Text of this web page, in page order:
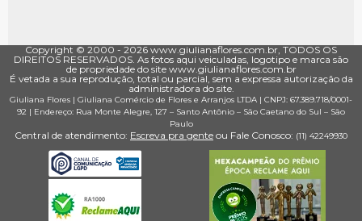
Copyright © 2000 - ­2026 www.giulianaflores.com.br, TODOS OS
DIREITOS RESERVADOS. As fotos aqui veiculadas, logotipo e marca são
de propriedade do site www.giulianaflores.com.br
É vetada a sua reprodução, total ou parcial, sem a expressa autorização da
administradora do site.
Giuliana Flores | Giuliana Comércio de Flores e Arranjos LTDA | CNPJ: 67.389.718/0001­
92 | Endereço: Rua Monte Alegre, 127 – Santo Antônio – São Caetano do Sul – São
Paulo
Central de atendimento: Escreva pra gente ou Fale Conosco: (11) 4224­9930